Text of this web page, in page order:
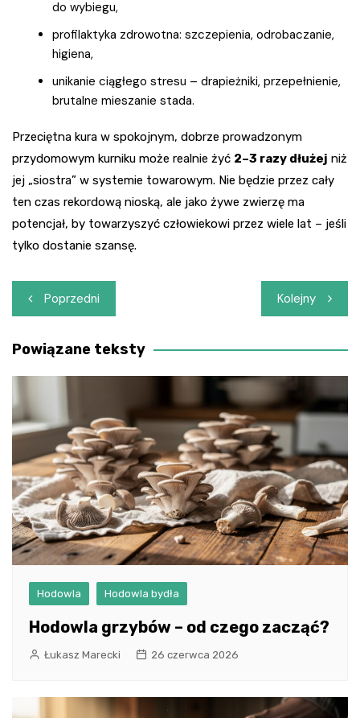
do wybiegu,
profilaktyka zdrowotna: szczepienia, odrobaczanie,
higiena,
unikanie ciągłego stresu – drapieżniki, przepełnienie,
brutalne mieszanie stada.
Przeciętna kura w spokojnym, dobrze prowadzonym
przydomowym kurniku może realnie żyć 2–3 razy dłużej niż
jej „siostra” w systemie towarowym. Nie będzie przez cały
ten czas rekordową nioską, ale jako żywe zwierzę ma
potencjał, by towarzyszyć człowiekowi przez wiele lat – jeśli
tylko dostanie szansę.
Nawigacja
wpisu
Poprzedni Kolejny
Powiązane teksty
Hodowla Hodowla bydła
Hodowla grzybów – od czego zacząć?
Łukasz Marecki 26 czerwca 2026